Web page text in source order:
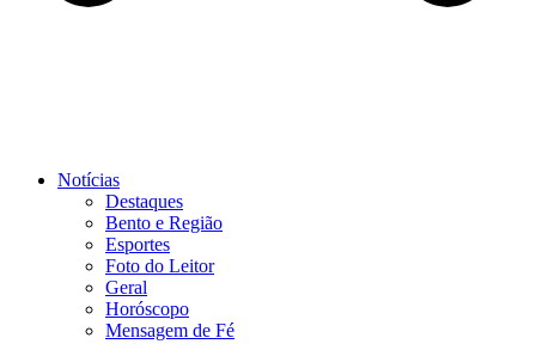
Notícias
Destaques
Bento e Região
Esportes
Foto do Leitor
Geral
Horóscopo
Mensagem de Fé